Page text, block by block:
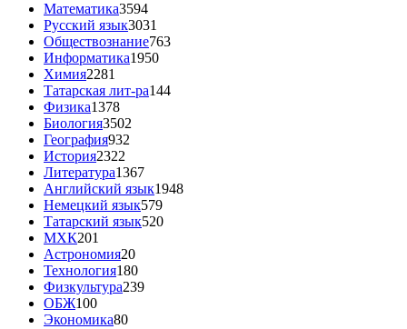
Математика3594
Русский язык3031
Обществознание763
Информатика1950
Химия2281
Татарская лит-ра144
Физика1378
Биология3502
География932
История2322
Литература1367
Английский язык1948
Немецкий язык579
Татарский язык520
МХК201
Астрономия20
Технология180
Физкультура239
ОБЖ100
Экономика80